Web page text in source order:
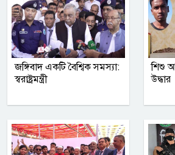
জঙ্গিবাদ একটি বৈশ্বিক সমস্যা:
স্বরাষ্ট্রমন্ত্রী
শিশু
উদ্ধার